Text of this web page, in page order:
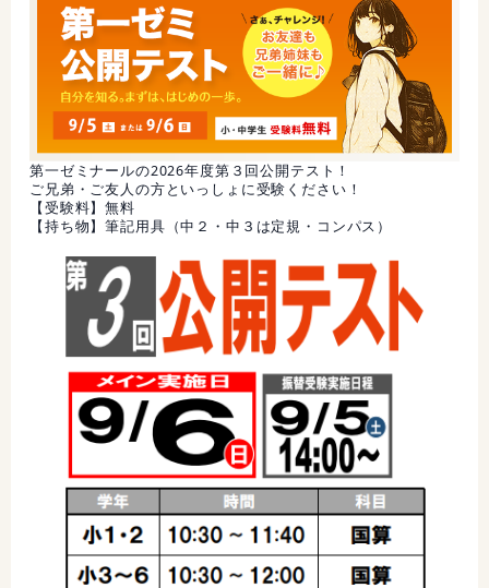
第一ゼミナールの2026年度第３回公開テスト！
ご兄弟・ご友人の方といっしょに受験ください！
【受験料】無料
【持ち物】筆記用具（中２・中３は定規・コンパス）